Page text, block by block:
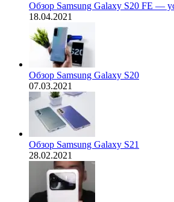
Обзор Samsung Galaxy S20 FE —
18.04.2021
Обзор Samsung Galaxy S20
07.03.2021
Обзор Samsung Galaxy S21
28.02.2021